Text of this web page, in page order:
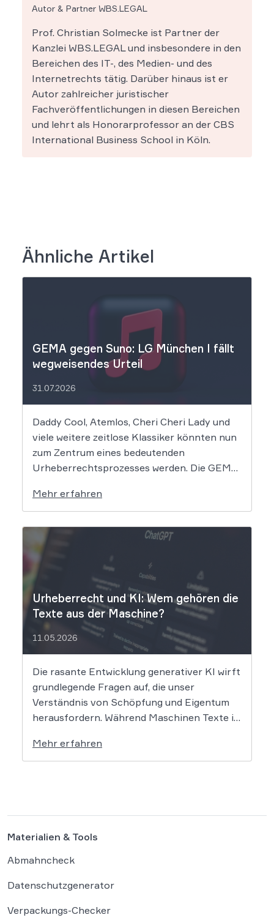
Autor & Partner WBS.LEGAL
Prof. Christian Solmecke ist Partner der
Kanzlei WBS.LEGAL und insbesondere in den
Bereichen des IT-, des Medien- und des
Internetrechts tätig. Darüber hinaus ist er
Autor zahlreicher juristischer
Fachveröffentlichungen in diesen Bereichen
und lehrt als Honorarprofessor an der CBS
International Business School in Köln.
Ähnliche Artikel
GEMA gegen Suno: LG München I fällt
wegweisendes Urteil
31.07.2026
Daddy Cool, Atemlos, Cheri Cheri Lady und
viele weitere zeitlose Klassiker könnten nun
zum Zentrum eines bedeutenden
Urheberrechtsprozesses werden. Die GEMA
will die Rechte ihrer Mitglieder verteidigen.
Dem Unternehmen hinter der populären KI-
Musik-App werden massive
Urheberrechtsverletzungen vorgeworfen.
[…]
Mehr erfahren
Urheberrecht und KI: Wem gehören die
Texte aus der Maschine?
11.05.2026
Die rasante Entwicklung generativer KI wirft
grundlegende Fragen auf, die unser
Verständnis von Schöpfung und Eigentum
herausfordern. Während Maschinen Texte in
Rechtswissenschaft um die Antwort, ob und
wie diese Werke geschützt sind: Ein Problem,
Mehr erfahren
Materialien & Tools
Abmahncheck
Datenschutzgenerator
Verpackungs-Checker